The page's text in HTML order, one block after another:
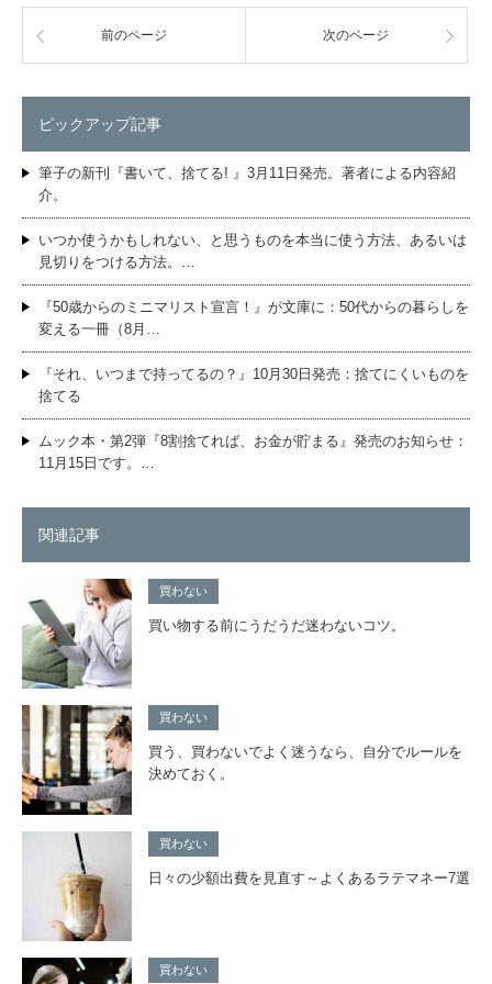
前のページ 次のページ
ピックアップ記事
筆子の新刊『書いて、捨てる! 』3月11日発売。著者による内容紹
介。
いつか使うかもしれない、と思うものを本当に使う方法、あるいは
見切りをつける方法。…
『50歳からのミニマリスト宣言！』が文庫に：50代からの暮らしを
変える一冊（8月…
『それ、いつまで持ってるの？』10月30日発売：捨てにくいものを
捨てる
ムック本・第2弾『8割捨てれば、お金が貯まる』発売のお知らせ：
11月15日です。…
関連記事
買わない
買い物する前にうだうだ迷わないコツ。
買わない
買う、買わないでよく迷うなら、自分でルールを
決めておく。
買わない
日々の少額出費を見直す～よくあるラテマネー7選
買わない